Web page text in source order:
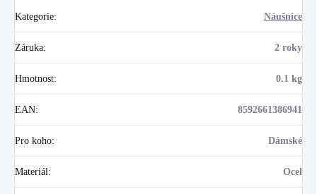
Kategorie: Náušnice
Záruka: 2 roky
Hmotnost: 0.1 kg
EAN: 8592661386941
Pro koho: Dámské
Materiál : Ocel